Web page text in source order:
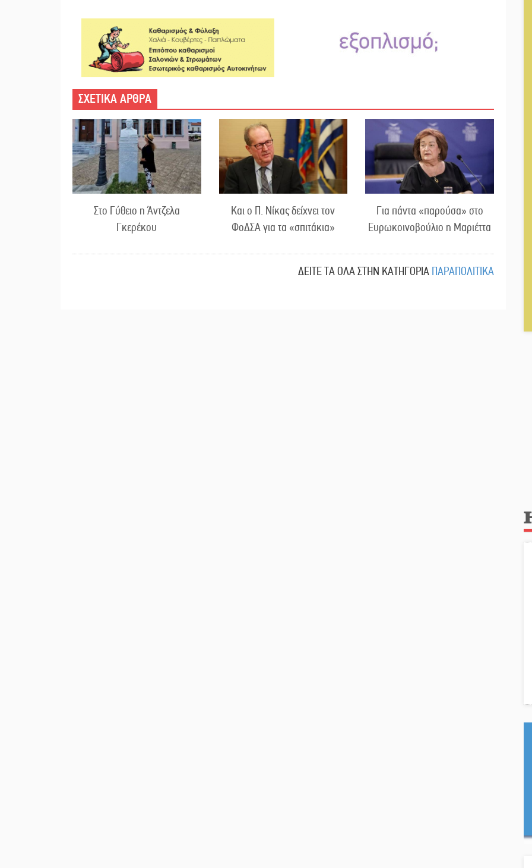
ΣΧΕΤΙΚΑ ΑΡΘΡΑ
Στο Γύθειο η Άντζελα
Γκερέκου
Και ο Π. Νίκας δείχνει τον
ΦοΔΣΑ για τα «σπιτάκια»
Για πάντα «παρούσα» στο
Ευρωκοινοβούλιο η Μαριέττα
ΔΕΙΤΕ ΤΑ ΟΛΑ ΣΤΗΝ ΚΑΤΗΓΟΡΙΑ ΠΑΡΑΠΟΛΙΤΙΚΑ